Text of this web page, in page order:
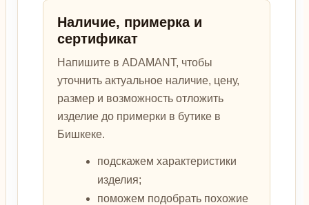
Наличие, примерка и
сертификат
Напишите в ADAMANT, чтобы
уточнить актуальное наличие, цену,
размер и возможность отложить
изделие до примерки в бутике в
Бишкеке.
подскажем характеристики
изделия;
поможем подобрать похожие